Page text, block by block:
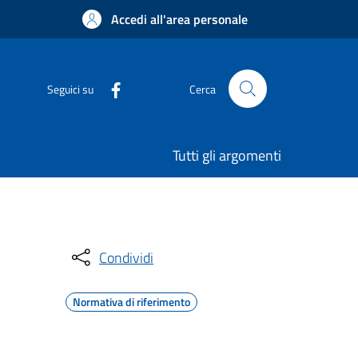
Accedi all'area personale
Seguici su Cerca
Tutti gli argomenti
Condividi
Normativa di riferimento